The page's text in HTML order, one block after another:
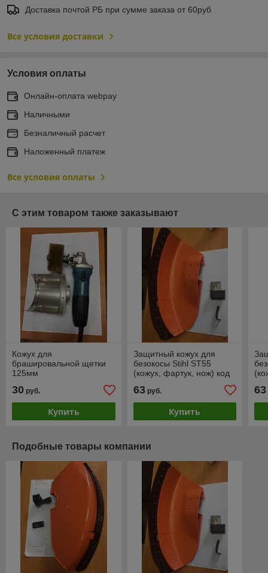
Доставка почтой РБ при сумме заказа от 60руб
Все условия доставки
Условия оплаты
Онлайн-оплата webpay
Наличными
Безналичный расчет
Наложенный платеж
Все условия оплаты
С этим товаром также заказывают
Кожух для
брашировальной щетки
125мм
30 руб.
Купить
Защитный кожух для
безокосы Stihl ST55
(кожух, фартук, нож) код
63руб.
Купить
63
Подобные товары компании